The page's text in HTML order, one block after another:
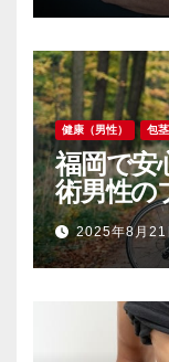
健康（男性） 包
福岡で安
術男性の
ケアを重
2025年8月